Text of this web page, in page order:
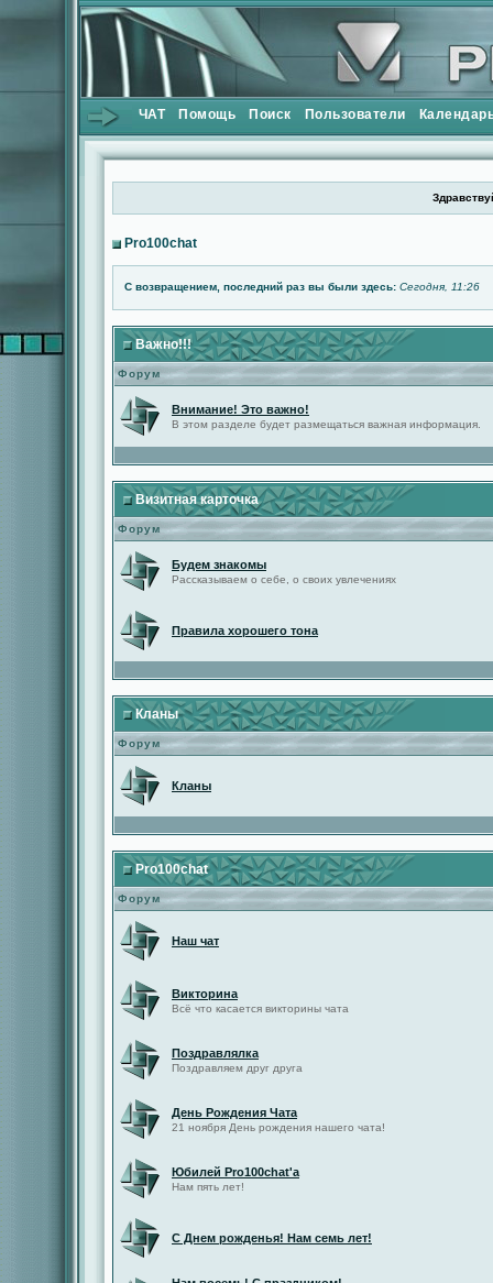
ЧАТ Помощь Поиск Пользователи
Pro100chat
С возвращением, последний раз вы были здесь: Сегодня, 11:26
Важно!!!
Форум
Внимание! Это важно!
В этом разделе будет размещаться важная информация.
Визитная карточка
Форум
Будем знакомы
Рассказываем о себе, о своих увлечениях
Правила хорошего тона
Кланы
Форум
Кланы
Pro100chat
Форум
Наш чат
Викторина
Всё что касается викторины чата
Поздравлялка
Поздравляем друг друга
День Рождения Чата
21 ноября День рождения нашего чата!
Юбилей Pro100chat'а
Нам пять лет!
С Днем рожденья! Нам семь лет!